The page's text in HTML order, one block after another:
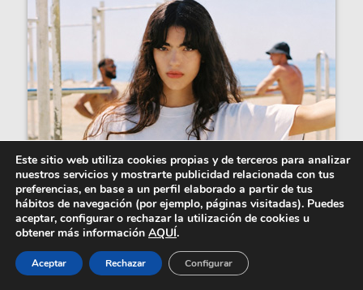
Ohne Project y Nwhr recuperan el
verano retro de...
El concepto de moda con estilo retro sportswear
cambia este verano por culpa de dos firmas...
Este sitio web utiliza cookies propias y de terceros para analizar
nuestros servicios y mostrarte publicidad relacionada con tus
preferencias, en base a un perfil elaborado a partir de tus
hábitos de navegación (por ejemplo, páginas visitadas). Puedes
aceptar, configurar o rechazar la utilización de cookies u
obtener más información AQUÍ.
Aceptar Rechazar Configurar